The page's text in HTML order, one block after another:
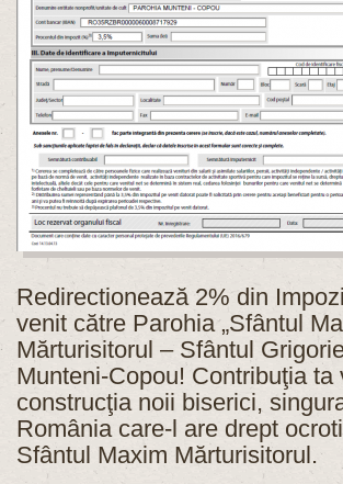
Redirectionează 2% din
venit către Parohia „Sfântul
Mărturisitorul – Sfântul
Munteni-Copou! Contribuţia ta
construcţia noii biserici,
România care-l are drept
Sfântul Maxim Mărturisitorul.